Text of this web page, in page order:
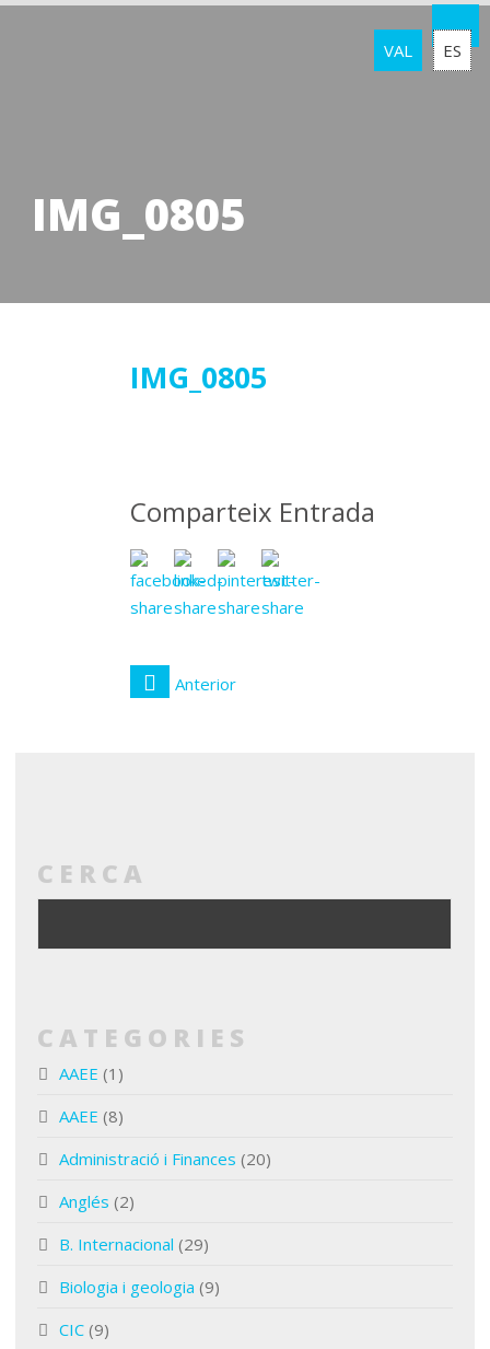
VAL ES
IMG_0805
IMG_0805
Comparteix Entrada
Anterior
CERCA
CATEGORIES
AAEE (1)
AAEE (8)
Administració i Finances (20)
Anglés (2)
B. Internacional (29)
Biologia i geologia (9)
CIC (9)